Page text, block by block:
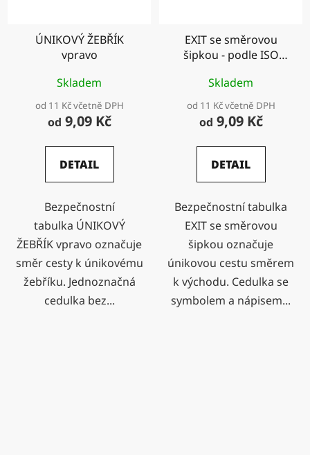
ÚNIKOVÝ ŽEBŘÍK
vpravo
Skladem
od 11 Kč včetně DPH
od 9,09 Kč
DETAIL
Bezpečnostní
tabulka ÚNIKOVÝ
ŽEBŘÍK vpravo označuje
směr cesty k únikovému
žebříku. Jednoznačná
cedulka bez...
EXIT se směrovou
šipkou - podle ISO
Skladem
od 11 Kč včetně DPH
od 9,09 Kč
DETAIL
Bezpečnostní tabulka
EXIT se směrovou
šipkou označuje
únikovou cestu směrem
k východu. Cedulka se
symbolem a nápisem...